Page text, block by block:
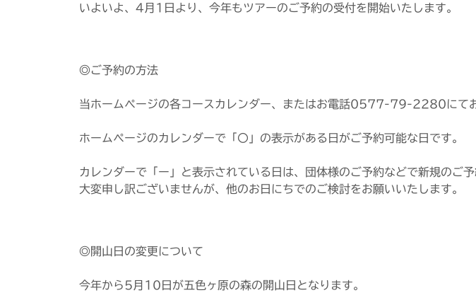
いよいよ、4月1日より、今年もツアーのご予約の受付を開始いたします。
◎ご予約の方法
当ホームページの各コースカレンダー、またはお電話0577-79-2280にてお
ホームページのカレンダーで「〇」の表示がある日がご予約可能な日です。
カレンダーで「ー」と表示されている日は、団体様のご予約などで新規のご予
大変申し訳ございませんが、他のお日にちでのご検討をお願いいたします。
◎開山日の変更について
今年から5月10日が五色ヶ原の森の開山日となります。